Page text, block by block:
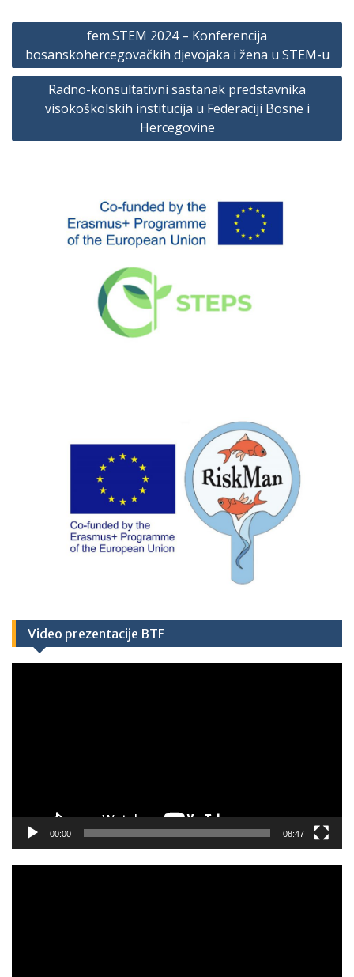
Navigacija
članaka
fem.STEM 2024 – Konferencija
bosanskohercegovačkih djevojaka i žena u STEM-u
Radno-konsultativni sastanak predstavnika
visokoškolskih institucija u Federaciji Bosne i
Hercegovine
Video prezentacije BTF
00:00 08:47